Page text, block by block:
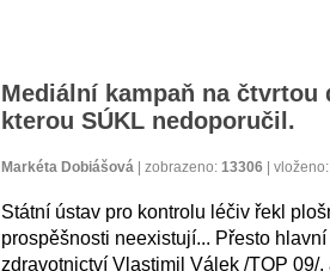
Mediální kampaň na
kterou SÚKL nedoporučil.
Markéta Dobiášová zobrazeno: 13306 vloženo:
Státní ústav pro kontrolu léčiv řekl
prospěšnosti neexistují... Přesto
zdravotnictví Vlastimil Válek /TOP 09/